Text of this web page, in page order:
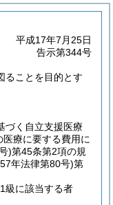
平成17年7月25日
告示第344号
ることを目的とす
づく自立支援医療
療に要する費用に
)第45条第2項の規
年法律第80号)第
級に該当する者